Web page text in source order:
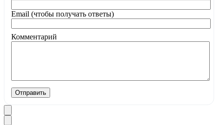
Email (чтобы получать ответы)
Комментарий
Отправить